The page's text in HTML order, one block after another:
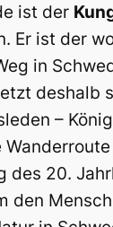
ist der
Er ist der
in
deshalb
–
des 20.
den